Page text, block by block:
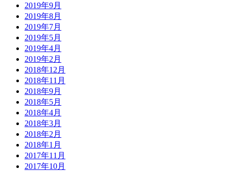
2019年9月
2019年8月
2019年7月
2019年5月
2019年4月
2019年2月
2018年12月
2018年11月
2018年9月
2018年5月
2018年4月
2018年3月
2018年2月
2018年1月
2017年11月
2017年10月